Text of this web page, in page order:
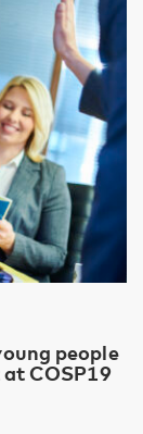
people
COSP19